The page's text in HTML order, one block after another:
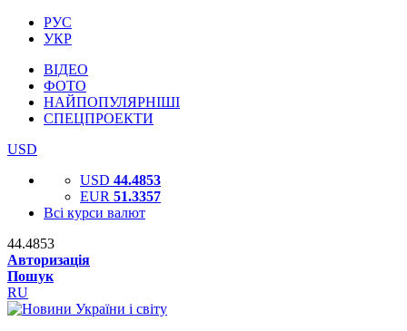
РУС
УКР
ВІДЕО
ФОТО
НАЙПОПУЛЯРНІШІ
СПЕЦПРОЕКТИ
USD
USD 44.4853
EUR 51.3357
Всі курси валют
44.4853
Авторизація
Пошук
RU